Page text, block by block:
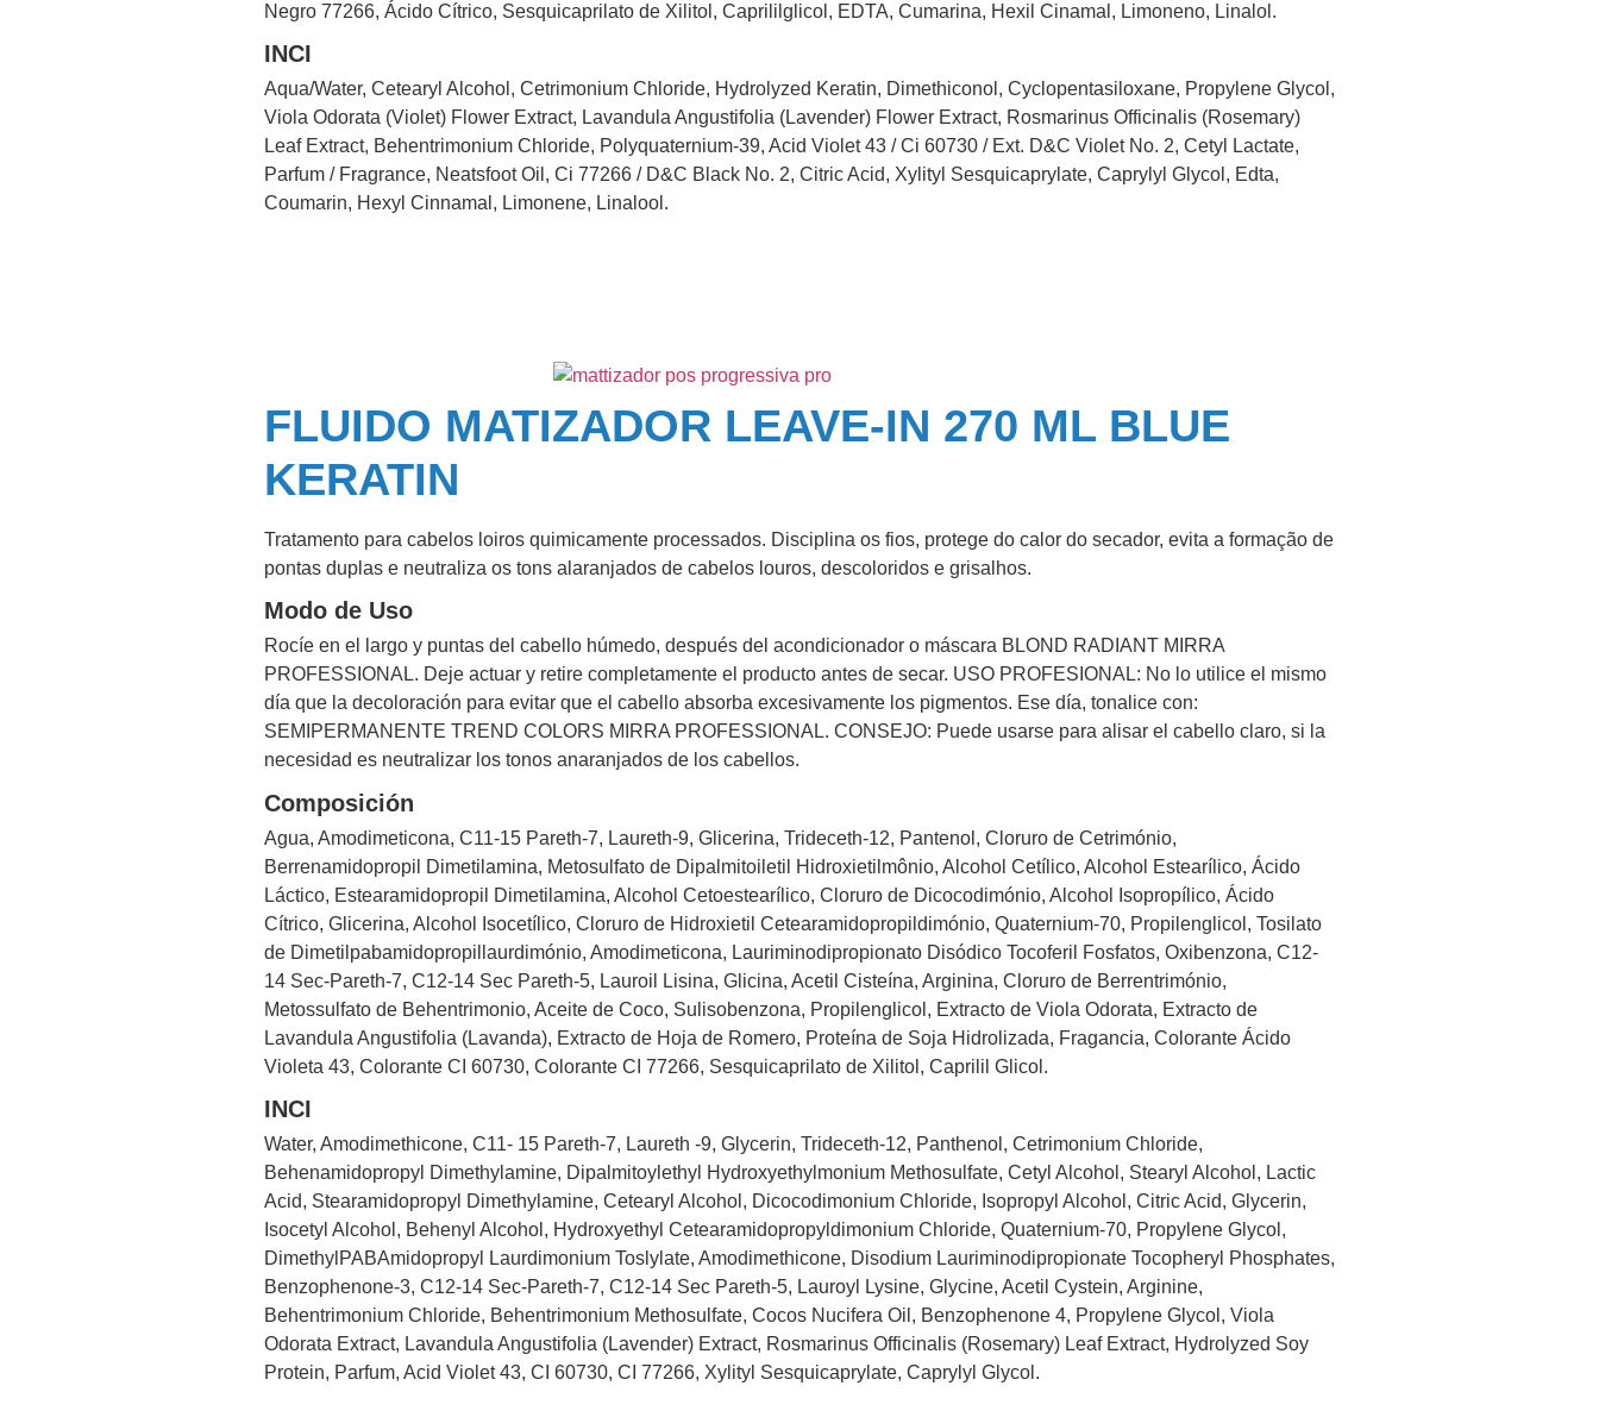
Negro 77266, Ácido Cítrico, Sesquicaprilato de Xilitol, Caprililglicol, EDTA, Cumarina, Hexil Cinamal, Limoneno, Linalol.
INCI
Aqua/Water, Cetearyl Alcohol, Cetrimonium Chloride, Hydrolyzed Keratin, Dimethiconol, Cyclopentasiloxane, Propylene Glycol,
Viola Odorata (Violet) Flower Extract, Lavandula Angustifolia (Lavender) Flower Extract, Rosmarinus Officinalis (Rosemary)
Leaf Extract, Behentrimonium Chloride, Polyquaternium-39, Acid Violet 43 / Ci 60730 / Ext. D&C Violet No. 2, Cetyl Lactate,
Parfum / Fragrance, Neatsfoot Oil, Ci 77266 / D&C Black No. 2, Citric Acid, Xylityl Sesquicaprylate, Caprylyl Glycol, Edta,
Coumarin, Hexyl Cinnamal, Limonene, Linalool.
FLUIDO MATIZADOR LEAVE-IN 270 ML BLUE
KERATIN
Tratamento para cabelos loiros quimicamente processados. Disciplina os fios, protege do calor do secador, evita a formação de
pontas duplas e neutraliza os tons alaranjados de cabelos louros, descoloridos e grisalhos.
Modo de Uso
Rocíe en el largo y puntas del cabello húmedo, después del acondicionador o máscara BLOND RADIANT MIRRA
PROFESSIONAL. Deje actuar y retire completamente el producto antes de secar. USO PROFESIONAL: No lo utilice el mismo
día que la decoloración para evitar que el cabello absorba excesivamente los pigmentos. Ese día, tonalice con:
SEMIPERMANENTE TREND COLORS MIRRA PROFESSIONAL. CONSEJO: Puede usarse para alisar el cabello claro, si la
necesidad es neutralizar los tonos anaranjados de los cabellos.
Composición
Agua, Amodimeticona, C11-15 Pareth-7, Laureth-9, Glicerina, Trideceth-12, Pantenol, Cloruro de Cetrimónio,
Berrenamidopropil Dimetilamina, Metosulfato de Dipalmitoiletil Hidroxietilmônio, Alcohol Cetílico, Alcohol Estearílico, Ácido
Láctico, Estearamidopropil Dimetilamina, Alcohol Cetoestearílico, Cloruro de Dicocodimónio, Alcohol Isopropílico, Ácido
Cítrico, Glicerina, Alcohol Isocetílico, Cloruro de Hidroxietil Cetearamidopropildimónio, Quaternium-70, Propilenglicol, Tosilato
de Dimetilpabamidopropillaurdimónio, Amodimeticona, Lauriminodipropionato Disódico Tocoferil Fosfatos, Oxibenzona, C12-
14 Sec-Pareth-7, C12-14 Sec Pareth-5, Lauroil Lisina, Glicina, Acetil Cisteína, Arginina, Cloruro de Berrentrimónio,
Metossulfato de Behentrimonio, Aceite de Coco, Sulisobenzona, Propilenglicol, Extracto de Viola Odorata, Extracto de
Lavandula Angustifolia (Lavanda), Extracto de Hoja de Romero, Proteína de Soja Hidrolizada, Fragancia, Colorante Ácido
Violeta 43, Colorante CI 60730, Colorante CI 77266, Sesquicaprilato de Xilitol, Caprilil Glicol.
INCI
Water, Amodimethicone, C11- 15 Pareth-7, Laureth -9, Glycerin, Trideceth-12, Panthenol, Cetrimonium Chloride,
Behenamidopropyl Dimethylamine, Dipalmitoylethyl Hydroxyethylmonium Methosulfate, Cetyl Alcohol, Stearyl Alcohol, Lactic
Acid, Stearamidopropyl Dimethylamine, Cetearyl Alcohol, Dicocodimonium Chloride, Isopropyl Alcohol, Citric Acid, Glycerin,
Isocetyl Alcohol, Behenyl Alcohol, Hydroxyethyl Cetearamidopropyldimonium Chloride, Quaternium-70, Propylene Glycol,
DimethylPABAmidopropyl Laurdimonium Toslylate, Amodimethicone, Disodium Lauriminodipropionate Tocopheryl Phosphates,
Benzophenone-3, C12-14 Sec-Pareth-7, C12-14 Sec Pareth-5, Lauroyl Lysine, Glycine, Acetil Cystein, Arginine,
Behentrimonium Chloride, Behentrimonium Methosulfate, Cocos Nucifera Oil, Benzophenone 4, Propylene Glycol, Viola
Odorata Extract, Lavandula Angustifolia (Lavender) Extract, Rosmarinus Officinalis (Rosemary) Leaf Extract, Hydrolyzed Soy
Protein, Parfum, Acid Violet 43, CI 60730, CI 77266, Xylityl Sesquicaprylate, Caprylyl Glycol.